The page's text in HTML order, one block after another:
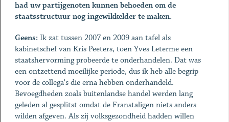
had uw partijgenoten kunnen behoeden om de
staatsstructuur nog ingewikkelder te maken.
Geens: Ik zat tussen 2007 en 2009 aan tafel als
kabinetschef van Kris Peeters, toen Yves Leterme een
staatshervorming probeerde te onderhandelen. Dat was
een ontzettend moeilijke periode, dus ik heb alle begrip
voor de collega's die erna hebben onderhandeld.
Bevoegdheden zoals buitenlandse handel werden lang
geleden al gesplitst omdat de Franstaligen niets anders
wilden afgeven. Als zij volksgezondheid hadden willen